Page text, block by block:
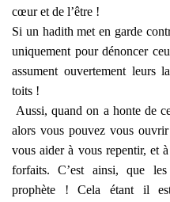
cœur et de l’être !
Si un hadith met en garde
uniquement pour dénoncer
assument ouvertement leurs
toits !
Aussi, quand on a honte de
alors vous pouvez vous
vous aider à vous repentir, et
forfaits. C’est ainsi, que
prophète ! Cela étant il